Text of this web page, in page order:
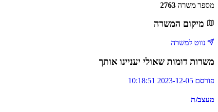
מספר משרה 2763
מיקום המשרה
נווט למשרה
משרות דומות שאולי יעניינו אותך
פורסם 2023-12-05 10:18:51
מעצב/ת